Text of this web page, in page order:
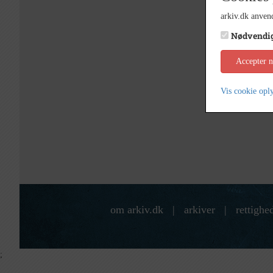
om arkiv.dk | arkiver |
arkiv.dk
Accepter
Vis cookie
;